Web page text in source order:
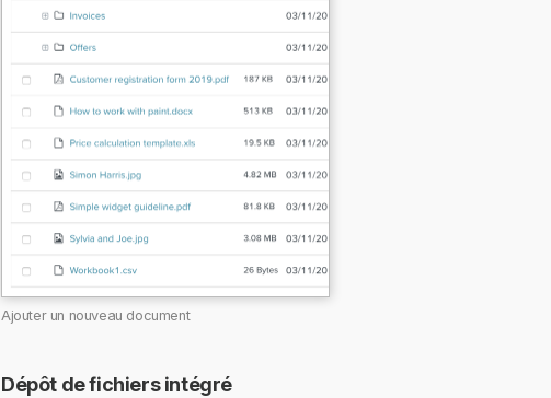
Ajouter un nouveau document
Dépôt de fichiers intégré